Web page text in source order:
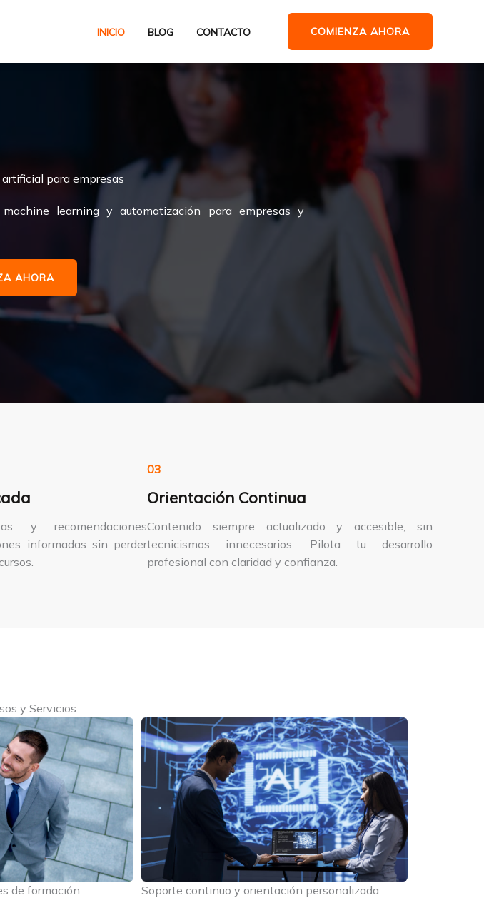
INICIO BLOG CONTACTO COMIENZA AHORA
para empresas
learning y automatización para empresas y
AHORA
y recomendaciones
informadas sin perder
03
Orientación Continua
Contenido siempre actualizado y accesible, sin
tecnicismos innecesarios. Pilota tu desarrollo
profesional con claridad y confianza.
y Servicios
de formación
Soporte continuo y orientación personalizada